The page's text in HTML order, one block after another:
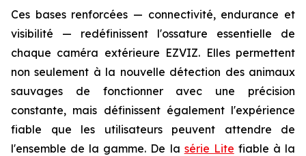
Ces bases renforcées — connectivité, endurance et
visibilité — redéfinissent l'ossature essentielle de
chaque caméra extérieure EZVIZ. Elles permettent
non seulement à la nouvelle détection des animaux
sauvages de fonctionner avec une précision
constante, mais définissent également l'expérience
fiable que les utilisateurs peuvent attendre de
l'ensemble de la gamme. De la série Lite fiable à la